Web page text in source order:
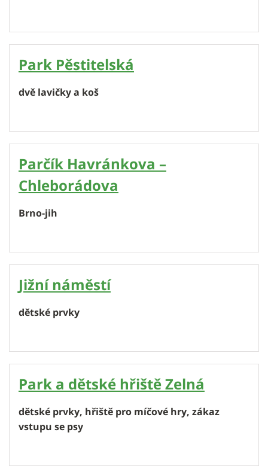
Park Pěstitelská
dvě lavičky a koš
Parčík Havránkova –
Chleborádova
Brno-jih
Jižní náměstí
dětské prvky
Park a dětské hřiště Zelná
dětské prvky, hřiště pro míčové hry, zákaz
vstupu se psy